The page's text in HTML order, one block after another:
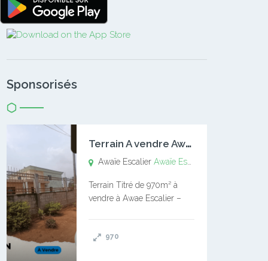
Sponsorisés
T
errain A vendre Awaïe Escalier
Awaïe EscalierAwaïe Escalier
Terrain Titré de 970m² à
vendre à Awae Escalier –
l’Université Catholique –
970